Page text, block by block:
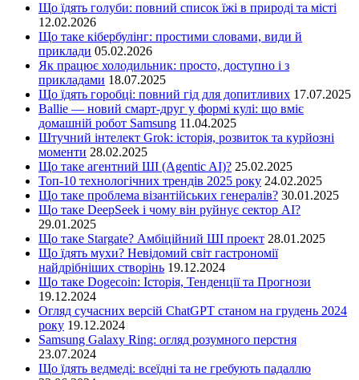
Що їдять голуби: повний список їжі в природі та місті
12.02.2026
Що таке кібербулінг: простими словами, види й
приклади 05.02.2026
Як працює холодильник: просто, доступно і з
прикладами 18.07.2025
Що їдять горобці: повний гід для допитливих 17.07.2025
Ballie — новий смарт-друг у формі кулі: що вміє
домашній робот Samsung 11.04.2025
Штучний інтелект Grok: історія, розвиток та курйозні
моменти 28.02.2025
Що таке агентний ШІ (Agentic AI)? 25.02.2025
Топ-10 технологічних трендів 2025 року 24.02.2025
Що таке проблема візантійських генералів? 30.01.2025
Що таке DeepSeek і чому він руйнує сектор АІ?
29.01.2025
Що таке Stargate? Амбіційний ШІ проект 28.01.2025
Що їдять мухи? Невідомий світ гастрономії
найдрібніших створінь 19.12.2024
Що таке Dogecoin: Історія, Тенденції та Прогнози
19.12.2024
Огляд сучасних версій ChatGPT станом на грудень 2024
року 19.12.2024
Samsung Galaxy Ring: огляд розумного перстня
23.07.2024
Що їдять ведмеді: всеїдні та не гребують падаллю